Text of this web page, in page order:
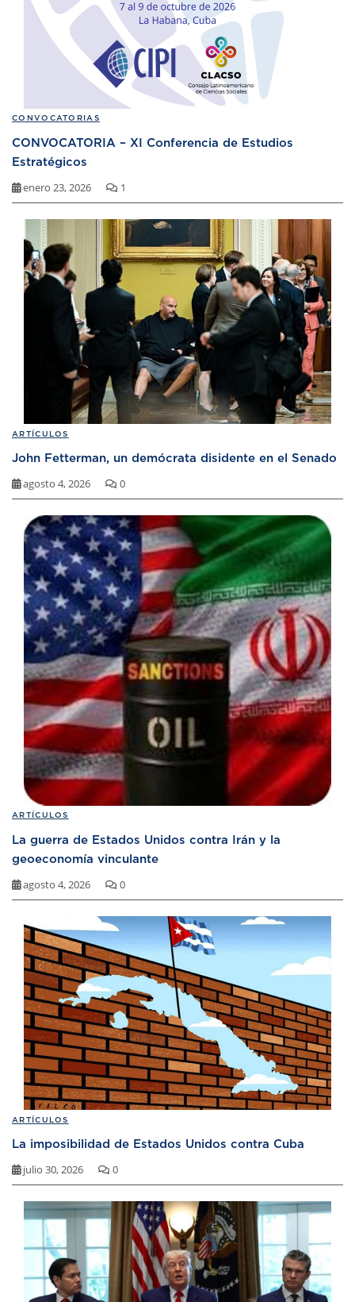
CONVOCATORIAS
CONVOCATORIA – XI Conferencia de Estudios
Estratégicos
enero 23, 2026 1
ARTÍCULOS
John Fetterman, un demócrata disidente en el Senado
agosto 4, 2026 0
ARTÍCULOS
La guerra de Estados Unidos contra Irán y la
geoeconomía vinculante
agosto 4, 2026 0
ARTÍCULOS
La imposibilidad de Estados Unidos contra Cuba
julio 30, 2026 0